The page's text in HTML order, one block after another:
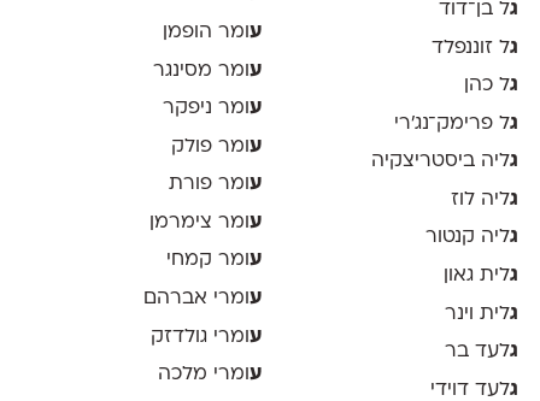
גל בן־דוד
גל זוננפלד
גל כהן
גל פרימק־נג׳רי
גליה ביסטריצקיה
גליה לוז
גליה קנטור
גלית גאון
גלית וינר
גלעד בר
גלעד דוידי
ע ומר הופמן
עומר מסינגר
ע ומר ניפקר
ע ומר פולק
עומר פורת
ע ומר צימרמן
עומר קמחי
ע ומרי אברהם
ע ומרי גולדזק
עומרי מלכה